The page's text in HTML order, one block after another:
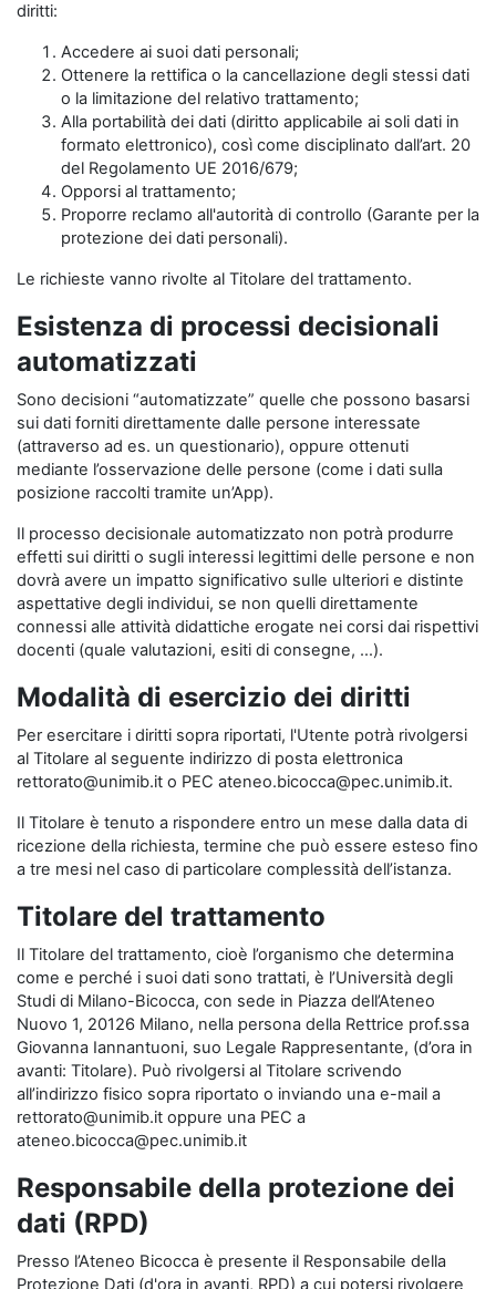
diritti:
Accedere ai suoi dati personali;
Ottenere la rettifica o la cancellazione degli stessi dati
o la limitazione del relativo trattamento;
Alla portabilità dei dati (diritto applicabile ai soli dati in
formato elettronico), così come disciplinato dall’art. 20
del Regolamento UE 2016/679;
Opporsi al trattamento;
Proporre reclamo all'autorità di controllo (Garante per la
protezione dei dati personali).
Le richieste vanno rivolte al Titolare del trattamento.
Esistenza di processi decisionali
automatizzati
Sono decisioni “automatizzate” quelle che possono basarsi
sui dati forniti direttamente dalle persone interessate
(attraverso ad es. un questionario), oppure ottenuti
mediante l’osservazione delle persone (come i dati sulla
posizione raccolti tramite un’App).
Il processo decisionale automatizzato non potrà produrre
effetti sui diritti o sugli interessi legittimi delle persone e non
dovrà avere un impatto significativo sulle ulteriori e distinte
aspettative degli individui, se non quelli direttamente
connessi alle attività didattiche erogate nei corsi dai rispettivi
docenti (quale valutazioni, esiti di consegne, …).
Modalità di esercizio dei diritti
Per esercitare i diritti sopra riportati, l'Utente potrà rivolgersi
al Titolare al seguente indirizzo di posta elettronica
rettorato@unimib.it o PEC ateneo.bicocca@pec.unimib.it.
Il Titolare è tenuto a rispondere entro un mese dalla data di
ricezione della richiesta, termine che può essere esteso fino
a tre mesi nel caso di particolare complessità dell’istanza.
Titolare del trattamento
Il Titolare del trattamento, cioè l’organismo che determina
come e perché i suoi dati sono trattati, è l’Università degli
Studi di Milano-Bicocca, con sede in Piazza dell’Ateneo
Nuovo 1, 20126 Milano, nella persona della Rettrice prof.ssa
Giovanna Iannantuoni, suo Legale Rappresentante, (d’ora in
avanti: Titolare). Può rivolgersi al Titolare scrivendo
all’indirizzo fisico sopra riportato o inviando una e-mail a
rettorato@unimib.it oppure una PEC a
ateneo.bicocca@pec.unimib.it
Responsabile della protezione dei
dati (RPD)
Presso l’Ateneo Bicocca è presente il Responsabile della
Protezione Dati (d'ora in avanti, RPD) a cui potersi rivolgere